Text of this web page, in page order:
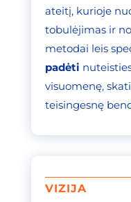
ateitį, kurioje
tobulėjimas ir
metodai leis
padėti
visuomenę,
teisingesnę
VIZIJA